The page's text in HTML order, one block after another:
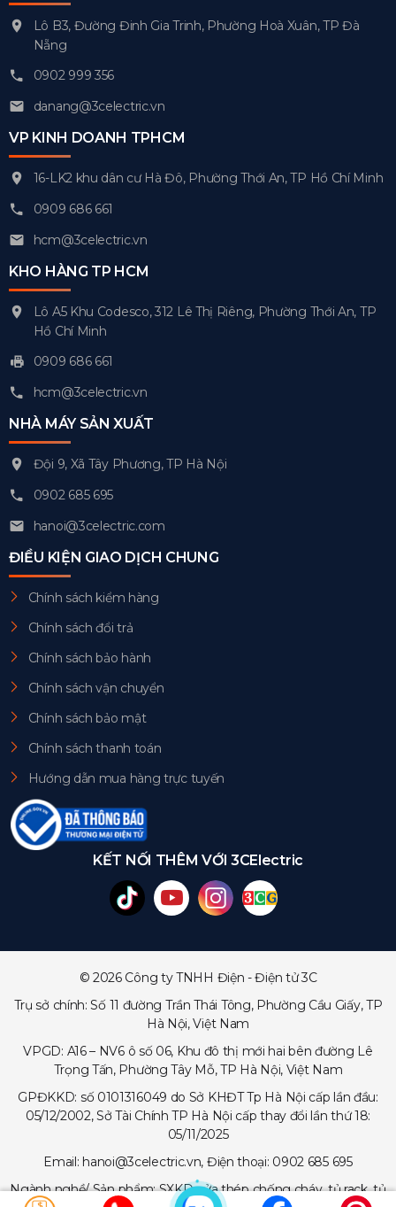
Lô B3, Đường Đinh Gia Trinh, Phường Hoà Xuân, TP Đà
Nẵng
0902 999 356
danang@3celectric.vn
VP KINH DOANH TPHCM
16-LK2 khu dân cư Hà Đô, Phường Thới An, TP Hồ Chí Minh
0909 686 661
hcm@3celectric.vn
KHO HÀNG TP HCM
Lô A5 Khu Codesco, 312 Lê Thị Riêng, Phường Thới An, TP
Hồ Chí Minh
0909 686 661
hcm@3celectric.vn
NHÀ MÁY SẢN XUẤT
Đội 9, Xã Tây Phương, TP Hà Nội
0902 685 695
hanoi@3celectric.com
ĐIỀU KIỆN GIAO DỊCH CHUNG
Chính sách kiểm hàng
Chính sách đổi trả
Chính sách bảo hành
Chính sách vận chuyển
Chính sách bảo mật
Chính sách thanh toán
Hướng dẫn mua hàng trực tuyến
KẾT NỐI THÊM VỚI 3CElectric
© 2026 Công ty TNHH Điện - Điện tử 3C
Trụ sở chính: Số 11 đường Trần Thái Tông, Phường Cầu Giấy, TP
Hà Nội, Việt Nam
VPGD: A16 – NV6 ô số 06, Khu đô thị mới hai bên đường Lê
Trọng Tấn, Phường Tây Mỗ, TP Hà Nội, Việt Nam
GPĐKKD: số 0101316049 do Sở KHĐT Tp Hà Nội cấp lần đầu:
05/12/2002, Sở Tài Chính TP Hà Nội cấp thay đổi lần thứ 18:
05/11/2025
Email: hanoi@3celectric.vn, Điện thoại: 0902 685 695
Ngành nghề/ Sản phẩm: SXKD cửa thép chống cháy, tủ rack, tủ